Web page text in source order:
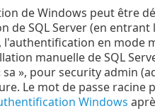
de Windows peut être
SQL Server (en
l'authentification en
manuelle de SQL
», pour security admin
Le mot de passe racine
Windows